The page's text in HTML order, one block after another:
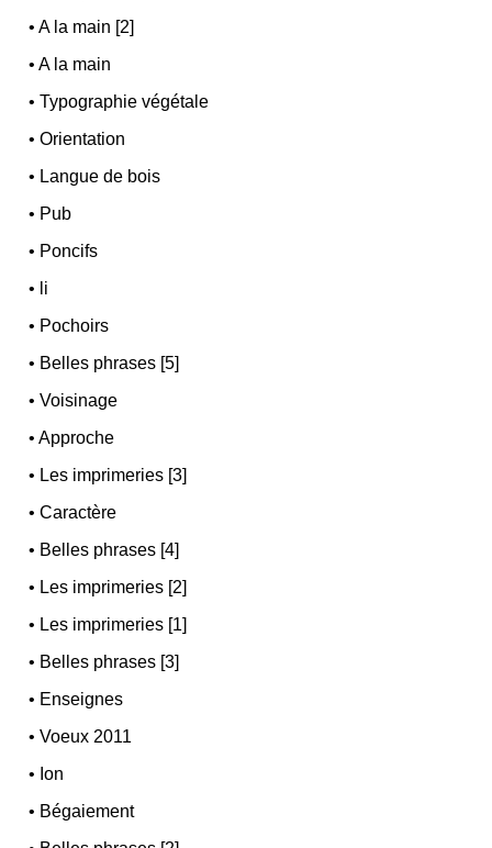
•A la main [2]
•A la main
•Typographie végétale
•Orientation
• Langue de bois
• Pub
• Poncifs
• li
• Pochoirs
• Belles phrases [5]
•Voisinage
•Approche
• Les imprimeries [3]
•Caractère
• Belles phrases [4]
• Les imprimeries [2]
• Les imprimeries [1]
• Belles phrases [3]
• Enseignes
•Voeux 2011
• Ion
• Bégaiement